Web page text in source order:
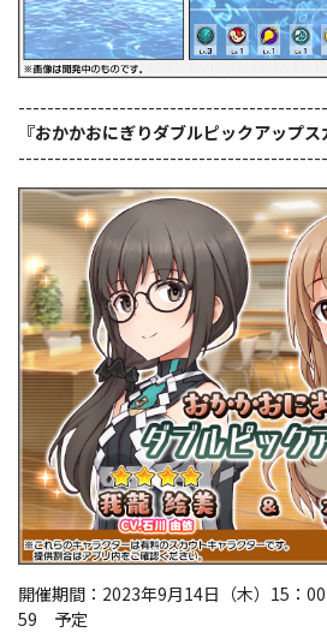
『おかかおにぎりダブルピックアップス
開催期間：2023年9月14日（木）15：
59 予定